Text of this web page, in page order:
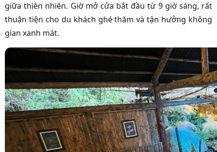
giữa thiên nhiên. Giờ mở cửa bắt đầu từ 9 giờ sáng, rất
thuận tiện cho du khách ghé thăm và tận hưởng không
gian xanh mát.